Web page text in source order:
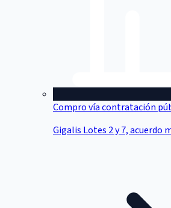
Compro vía contratación
Gigalis Lotes 2 y 7, acuerdo